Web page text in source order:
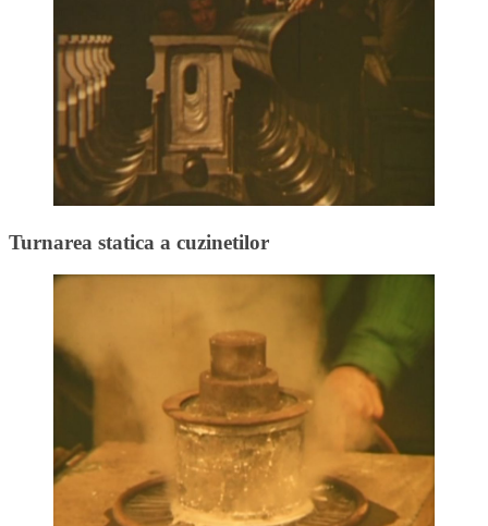
Turnarea statica a cuzinetilor